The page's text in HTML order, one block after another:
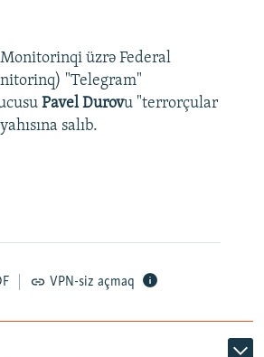
üzrə Federal
"Telegram"
Pavel Durovu "terrorçular
salıb.
VPN-siz açmaq